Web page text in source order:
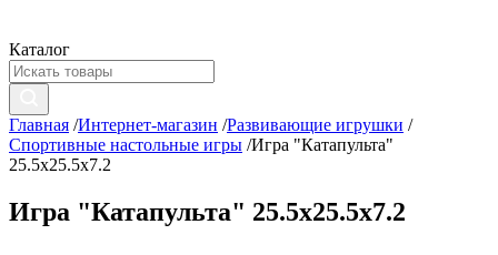
Каталог
Главная /Интернет-магазин /Развивающие игрушки /
Спортивные настольные игры /Игра "Катапульта"
25.5x25.5x7.2
Игра "Катапульта" 25.5x25.5x7.2